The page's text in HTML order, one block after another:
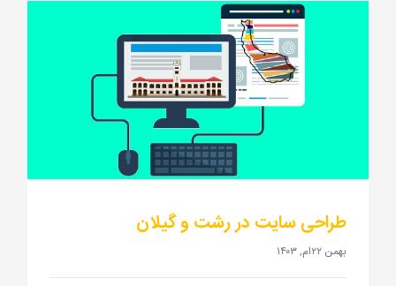
طراحی سایت در رشت و گیلان
بهمن ۲۲ام, ۱۴۰۳